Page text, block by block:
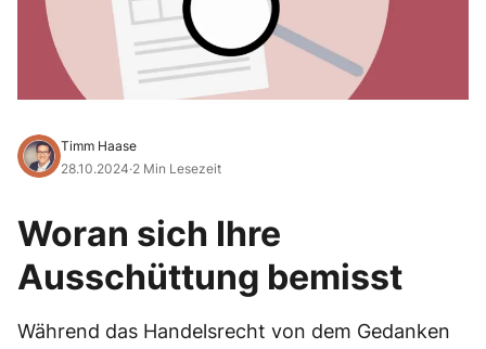
Timm Haase
28.10.2024·2 Min Lesezeit
Woran sich Ihre
Ausschüttung bemisst
Während das Handelsrecht von dem Gedanken